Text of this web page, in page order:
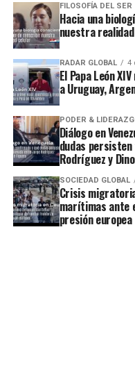
FILOSOFÍA DEL SER
Hacia una
nuestra
RADAR GLOBAL 4
El Papa León
a Uruguay,
PODER &
Diálogo en
dudas
Rodríguez y
SOCIEDAD GLOBAL
Crisis
marítimas ante
presión europea